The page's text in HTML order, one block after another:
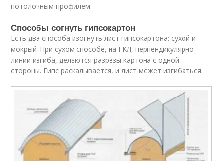
потолочным профилем.
Способы согнуть гипсокартон
Есть два способа изогнуть лист гипсокартона: сухой и
мокрый. При сухом способе, на ГКЛ, перпендикулярно
линии изгиба, делаются разрезы картона с одной
стороны. Гипс раскалывается, и лист может изгибаться.